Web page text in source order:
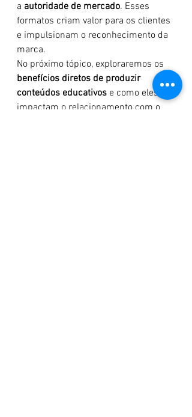
a autoridade de mercado. Esses
formatos criam valor para os clientes
e impulsionam o reconhecimento da
marca.
No próximo tópico, exploraremos os
benefícios diretos de produzir
conteúdos educativos e como eles
impactam o relacionamento com o